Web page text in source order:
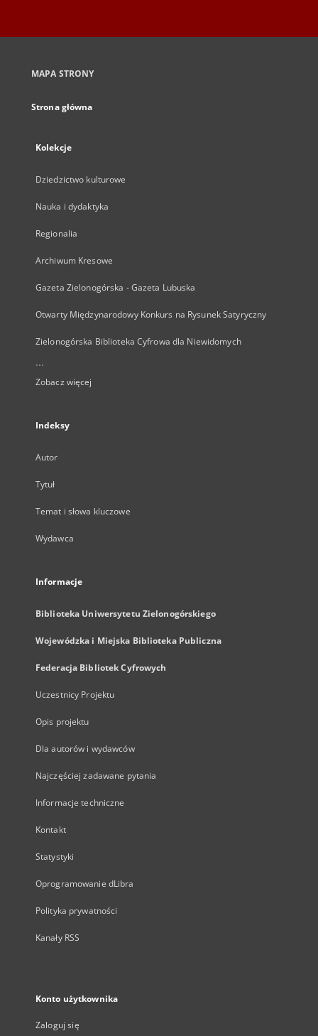
MAPA STRONY
Strona główna
Kolekcje
Dziedzictwo kulturowe
Nauka i dydaktyka
Regionalia
Archiwum Kresowe
Gazeta Zielonogórska - Gazeta Lubuska
Otwarty Międzynarodowy Konkurs na Rysunek Satyryczny
Zielonogórska Biblioteka Cyfrowa dla Niewidomych
...
Zobacz więcej
Indeksy
Autor
Tytuł
Temat i słowa kluczowe
Wydawca
Informacje
Biblioteka Uniwersytetu Zielonogórskiego
Wojewódzka i Miejska Biblioteka Publiczna
Federacja Bibliotek Cyfrowych
Uczestnicy Projektu
Opis projektu
Dla autorów i wydawców
Najczęściej zadawane pytania
Informacje techniczne
Kontakt
Statystyki
Oprogramowanie dLibra
Polityka prywatności
Kanały RSS
Konto użytkownika
Zaloguj się